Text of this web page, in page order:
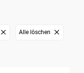
Alle löschen